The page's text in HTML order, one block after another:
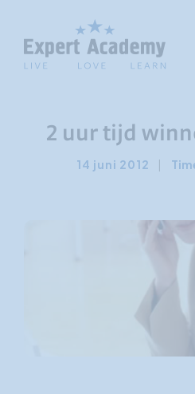
2 uur tijd
14 juni 2012 |